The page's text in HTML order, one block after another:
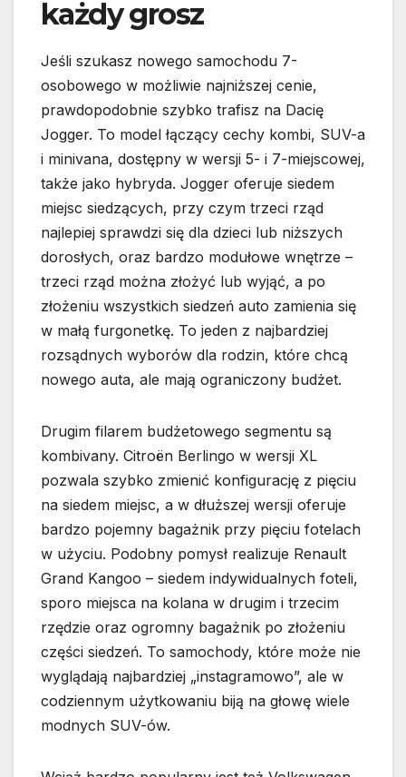
każdy grosz
Jeśli szukasz nowego samochodu 7-
osobowego w możliwie najniższej cenie,
prawdopodobnie szybko trafisz na Dacię
Jogger. To model łączący cechy kombi, SUV-a
i minivana, dostępny w wersji 5- i 7-miejscowej,
także jako hybryda. Jogger oferuje siedem
miejsc siedzących, przy czym trzeci rząd
najlepiej sprawdzi się dla dzieci lub niższych
dorosłych, oraz bardzo modułowe wnętrze –
trzeci rząd można złożyć lub wyjąć, a po
złożeniu wszystkich siedzeń auto zamienia się
w małą furgonetkę. To jeden z najbardziej
rozsądnych wyborów dla rodzin, które chcą
nowego auta, ale mają ograniczony budżet.
Drugim filarem budżetowego segmentu są
kombivany. Citroën Berlingo w wersji XL
pozwala szybko zmienić konfigurację z pięciu
na siedem miejsc, a w dłuższej wersji oferuje
bardzo pojemny bagażnik przy pięciu fotelach
w użyciu. Podobny pomysł realizuje Renault
Grand Kangoo – siedem indywidualnych foteli,
sporo miejsca na kolana w drugim i trzecim
rzędzie oraz ogromny bagażnik po złożeniu
części siedzeń. To samochody, które może nie
wyglądają najbardziej „instagramowo”, ale w
codziennym użytkowaniu biją na głowę wiele
modnych SUV-ów.